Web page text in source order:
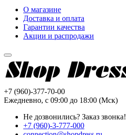
О магазине
Доставка и оплата
Гарантии качества
Акции и распродажи
+7 (960)-377-70-00
Ежедневно, с 09:00 до 18:00 (Мск)
Не дозвонились? Заказ звонка!
+7 (960)-3-777-000